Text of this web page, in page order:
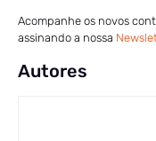
Acompanhe os novos
assinando a nossa
Autores